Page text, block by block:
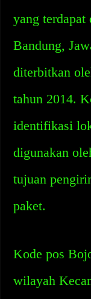
yang terdapat
Bandung,
diterbitkan
tahun 2014.
identifikasi
digunakan
tujuan
paket.
Kode pos
wilayah